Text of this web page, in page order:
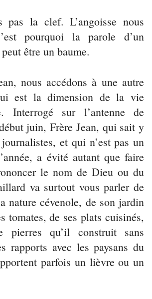
pas la clef. L’angoisse nous
pourquoi la parole d’un
être un baume.
nous accédons à une autre
est la dimension de la vie
Interrogé sur l’antenne de
juin, Frère Jean, qui sait y
et qui n’est pas un
a évité autant que faire
le nom de Dieu ou du
va surtout vous parler de
nature cévenole, de son jardin
tomates, de ses plats cuisinés,
pierres qu’il construit sans
rapports avec les paysans du
parfois un lièvre ou un